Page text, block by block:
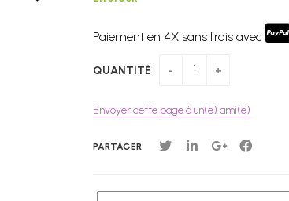
Paiement en 4X sans frais avec
QUANTITÉ
Envoyer cette page à un(e) ami(e)
PARTAGER